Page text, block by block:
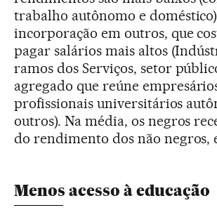
trabalho autônomo e
incorporação em outros, que
pagar salários mais altos
ramos dos Serviços, setor
agregado que reúne
profissionais universitários
outros). Na média, os negros
do rendimento dos não negros,
Menos acesso à educação